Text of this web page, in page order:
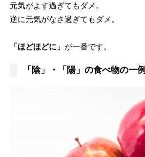
元気がよす過ぎてもダメ。
逆に元気がなさ過ぎてもダメ。
「ほどほどに」 が一番です。
「陰」・「陽」の食べ物の一例